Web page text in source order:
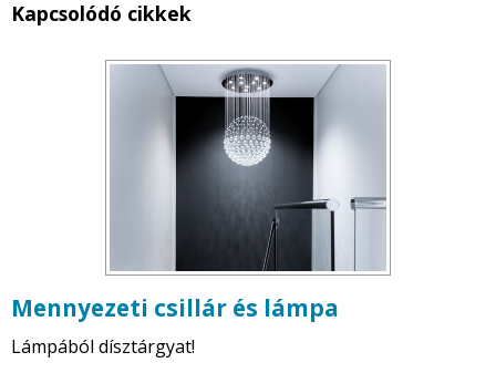
Kapcsolódó cikkek
Mennyezeti csillár és lámpa
Lámpából dísztárgyat!